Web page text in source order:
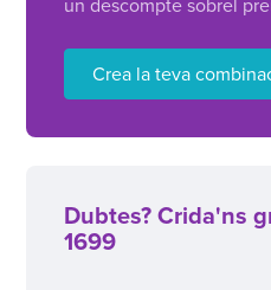
un descompte sobrel
Crea la teva
Dubtes? Crida'ns
1699